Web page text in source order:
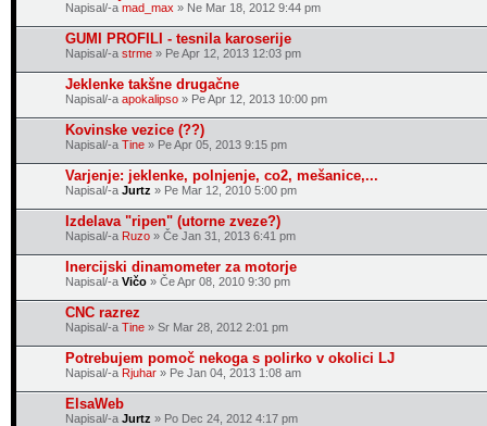
Napisal/-a mad_max » Ne Mar 18, 2012 9:44 pm
GUMI PROFILI - tesnila karoserije
Napisal/-a strme » Pe Apr 12, 2013 12:03 pm
Jeklenke takšne drugačne
Napisal/-a apokalipso » Pe Apr 12, 2013 10:00 pm
Kovinske vezice (??)
Napisal/-a Tine » Pe Apr 05, 2013 9:15 pm
Varjenje: jeklenke, polnjenje, co2, mešanice,...
Napisal/-a Jurtz » Pe Mar 12, 2010 5:00 pm
Izdelava "ripen" (utorne zveze?)
Napisal/-a Ruzo » Če Jan 31, 2013 6:41 pm
Inercijski dinamometer za motorje
Napisal/-a Vičo » Če Apr 08, 2010 9:30 pm
CNC razrez
Napisal/-a Tine » Sr Mar 28, 2012 2:01 pm
Potrebujem pomoč nekoga s polirko v okolici LJ
Napisal/-a Rjuhar » Pe Jan 04, 2013 1:08 am
ElsaWeb
Napisal/-a Jurtz » Po Dec 24, 2012 4:17 pm